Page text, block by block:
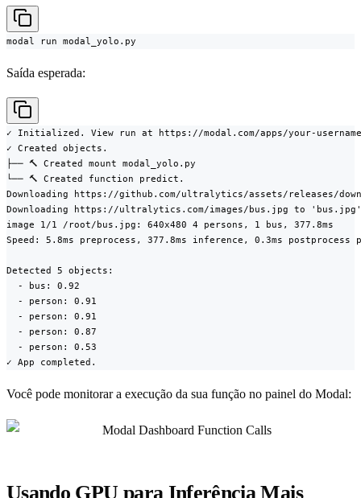
modal run modal_yolo.py
Saída esperada:
✓ Initialized. View run at https://modal.com/apps/your-
✓ Created objects.
├── 🔨 Created mount modal_yolo.py
└── 🔨 Created function predict.
Downloading https://github.com/ultralytics/assets/releases/
Downloading https://ultralytics.com/images/bus.jpg to
image 1/1 /root/bus.jpg: 640x480 4 persons, 1 bus, 377.8ms
Speed: 5.8ms preprocess, 377.8ms inference, 0.3ms
Detected 5 objects:
  - bus: 0.92
  - person: 0.91
  - person: 0.91
  - person: 0.87
  - person: 0.53
✓ App completed.
Você pode monitorar a execução da sua função no painel do Modal:
Usando GPU para Inferência Mais